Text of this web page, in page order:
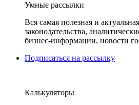
Умные рассылки
Вся самая полезная и
законодательства,
бизнес-информации, новости
Подписаться на рассылку
Калькуляторы